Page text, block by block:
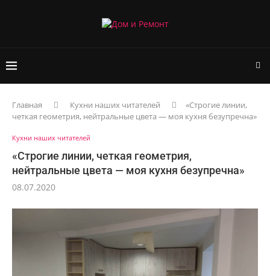
Главная Кухни наших читателей
«Строгие линии,
четкая геометрия, нейтральные цвета — моя кухня безупречна»
Кухни наших читателей
«Строгие линии, четкая геометрия,
нейтральные цвета — моя кухня безупречна»
08.07.2020